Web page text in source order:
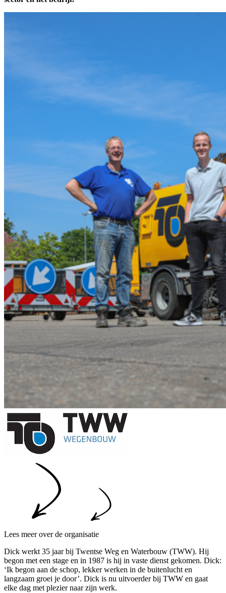
Lees meer over de organisatie
Dick werkt 35 jaar bij Twentse Weg en Waterbouw (TWW). Hij
begon met een stage en in 1987 is hij in vaste dienst gekomen. Dick:
‘Ik begon aan de schop, lekker werken in de buitenlucht en
langzaam groei je door’. Dick is nu uitvoerder bij TWW en gaat
elke dag met plezier naar zijn werk.